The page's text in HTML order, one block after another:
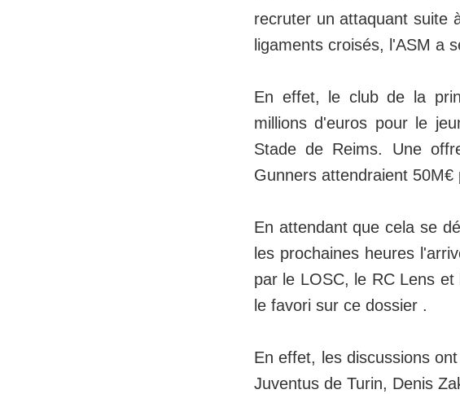
recruter un attaquant suite
ligaments croisés, l'ASM a
En effet, le club de la
millions d'euros pour le
Stade de Reims. Une
Gunners attendraient 50M€
En attendant que cela se
les prochaines heures
par le LOSC, le RC Lens et
le favori sur ce dossier .
En effet, les discussions
Juventus de Turin, Denis